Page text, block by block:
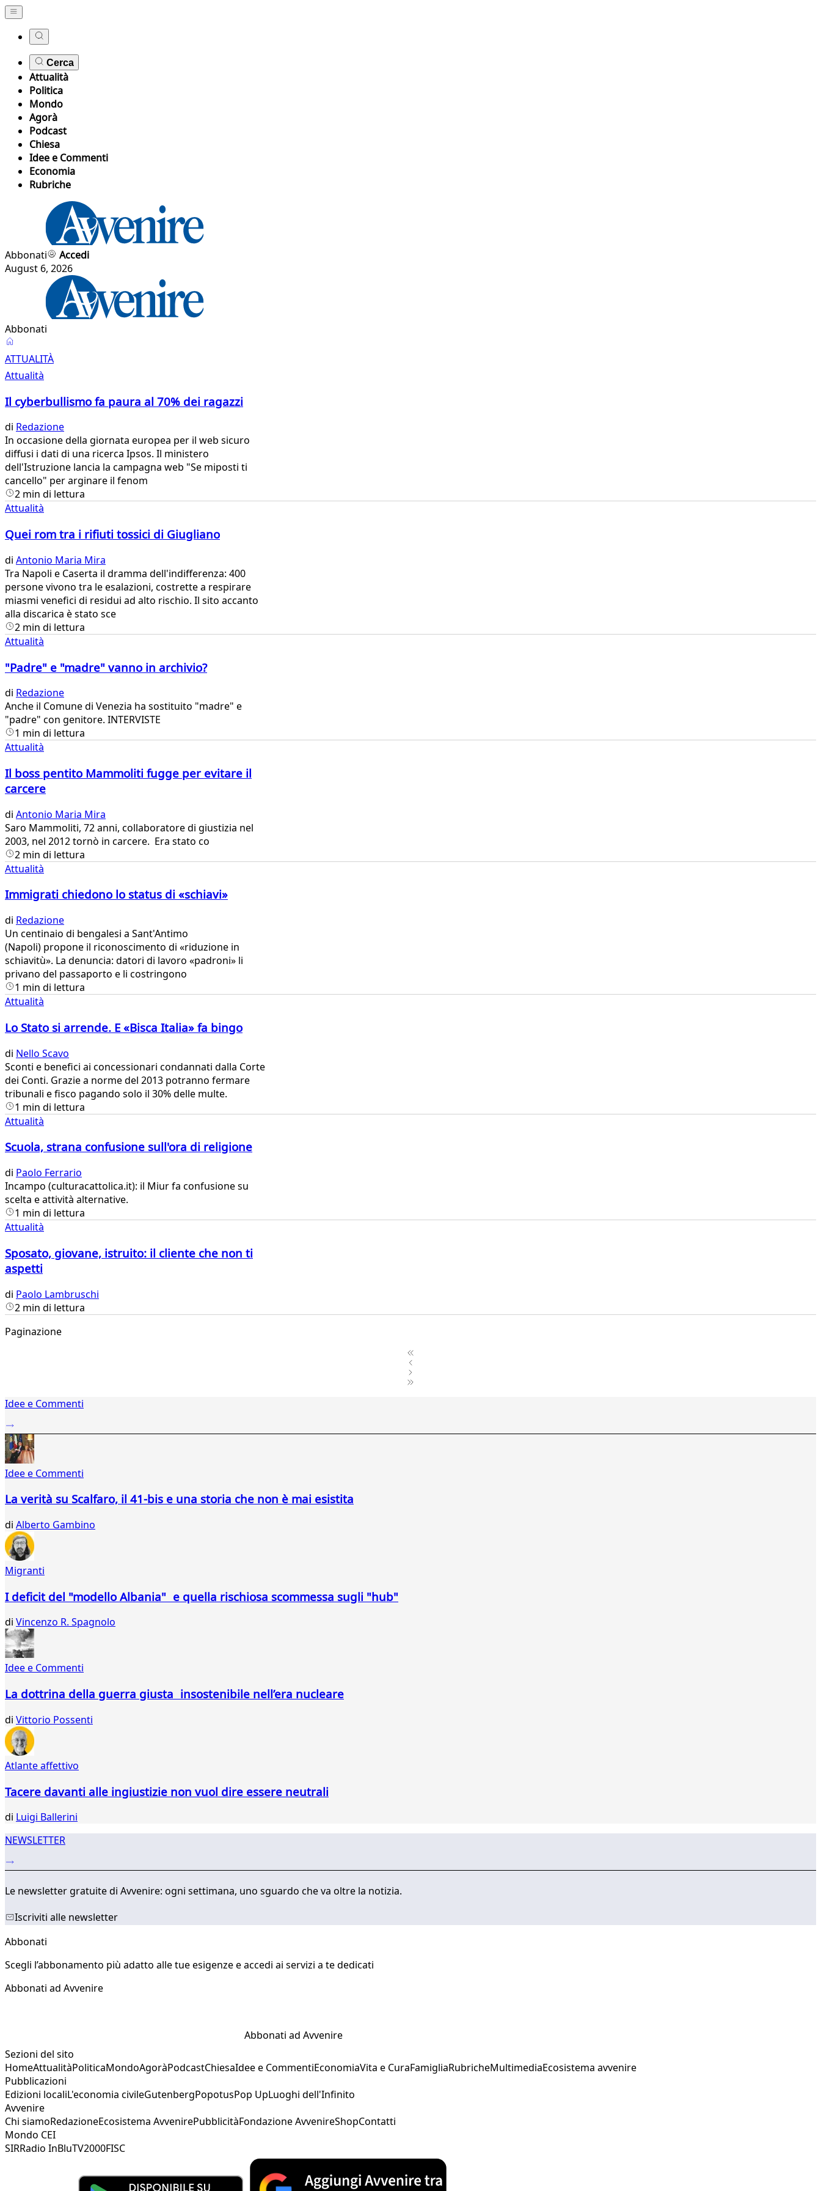
Cerca
Attualità
Politica
Mondo
Agorà
Podcast
Chiesa
Idee e Commenti
Economia
Rubriche
Abbonati
Accedi
August 6, 2026
Abbonati
Attualità
ATTUALITÀ
Attualità
Il cyberbullismo fa paura al 70% dei ragazzi
di Redazione
​In occasione della giornata europea per il web sicuro
diffusi i dati di una ricerca Ipsos. Il ministero
dell'Istruzione lancia la campagna web "Se miposti ti
cancello" per arginare il fenom
2 min di lettura
Attualità
Quei rom tra i rifiuti tossici di Giugliano
di Antonio Maria Mira
Tra Napoli e Caserta il dramma dell'indifferenza: 400
persone vivono tra le esalazioni, costrette a respirare
miasmi venefici di residui ad alto rischio. Il sito accanto
alla discarica è stato sce
2 min di lettura
Attualità
"Padre" e "madre" vanno in archivio?
di Redazione
​Anche il Comune di Venezia ha sostituito "madre" e
"padre" con genitore. INTERVISTE
1 min di lettura
Attualità
Il boss pentito Mammoliti fugge per evitare il
carcere
di Antonio Maria Mira
Saro Mammoliti, 72 anni, collaboratore di giustizia nel
2003, nel 2012 tornò in carcere. Era stato co
2 min di lettura
Attualità
Immigrati chiedono lo status di «schiavi»
di Redazione
Un centinaio di bengalesi a Sant'Antimo
(Napoli) propone il riconoscimento di «riduzione in
schiavitù». La denuncia: datori di lavoro «padroni» li
privano del passaporto e li costringono
1 min di lettura
Attualità
Lo Stato si arrende. E «Bisca Italia» fa bingo
di Nello Scavo
Sconti e benefici ai concessionari condannati dalla Corte
dei Conti. Grazie a norme del 2013 potranno fermare
tribunali e fisco pagando solo il 30% delle multe.
1 min di lettura
Attualità
Scuola, strana confusione sull'ora di religione
di Paolo Ferrario
Incampo (culturacattolica.it): il Miur fa confusione su
scelta e attività alternative.
1 min di lettura
Attualità
Sposato, giovane, istruito: il cliente che non ti
aspetti
di Paolo Lambruschi
2 min di lettura
Paginazione
2
...
Idee e Commenti
Idee e Commenti
La verità su Scalfaro, il 41-bis e una storia che non è mai esistita
di Alberto Gambino
Migranti
I deficit del "modello Albania" e quella rischiosa scommessa sugli "hub"
di Vincenzo R. Spagnolo
Idee e Commenti
La dottrina della guerra giusta insostenibile nell’era nucleare
di Vittorio Possenti
Atlante affettivo
Tacere davanti alle ingiustizie non vuol dire essere neutrali
di Luigi Ballerini
NEWSLETTER
Le newsletter gratuite di Avvenire: ogni settimana, uno sguardo che va oltre la notizia.
Iscriviti alle newsletter
Abbonati
Scegli l’abbonamento più adatto alle tue esigenze e accedi ai servizi a te dedicati
Abbonati ad Avvenire
Abbonati ad Avvenire
Sezioni del sito
HomeAttualitàPoliticaMondoAgoràPodcastChiesaIdee e CommentiEconomiaVita e CuraFamigliaRubricheMultimediaEcosistema avvenire
Pubblicazioni
Edizioni localiL'economia civileGutenbergPopotusPop UpLuoghi dell'Infinito
Avvenire
Chi siamoRedazioneEcosistema AvvenirePubblicitàFondazione AvvenireShopContatti
Mondo CEI
SIRRadio InBluTV2000FISC